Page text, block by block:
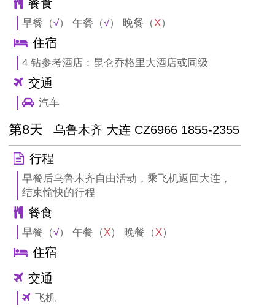
餐食
早餐（√） 午餐（√） 晚餐（X）
住宿
4 钻参考酒店：昆仑乔格里大酒店或同级
交通
汽车
第8天 乌鲁木齐 大连 CZ6966 1855-2355
行程
早餐后乌鲁木齐自由活动，乘飞机返回大连，
结束愉快的行程
餐食
早餐（√） 午餐（X） 晚餐（X）
住宿
交通
飞机